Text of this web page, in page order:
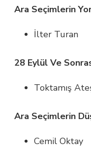
Ara Seçimlerin
İlter Turan
28 Eylül Ve
Toktamış
Ara Seçimlerin
Cemil Oktay